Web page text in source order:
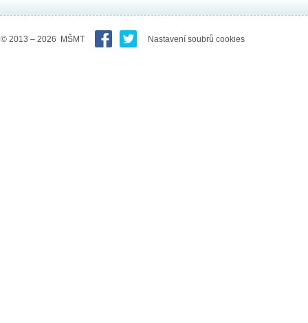
© 2013 – 2026 MŠMT Nastavení soubrů cookies